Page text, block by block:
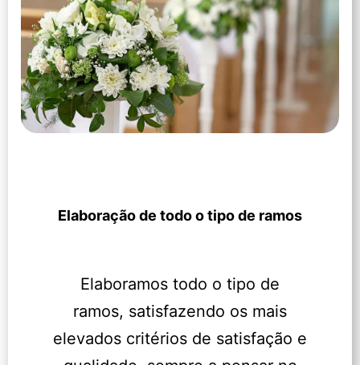
Elaboração de todo o tipo de ramos
Elaboramos todo o tipo de
ramos, satisfazendo os mais
elevados critérios de satisfação e